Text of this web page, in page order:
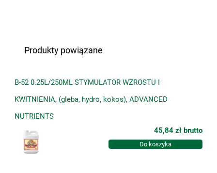
Produkty powiązane
B-52 0.25L/250ML STYMULATOR WZROSTU I
KWITNIENIA, (gleba, hydro, kokos), ADVANCED
NUTRIENTS
45,84 zł brutto
Do koszyka